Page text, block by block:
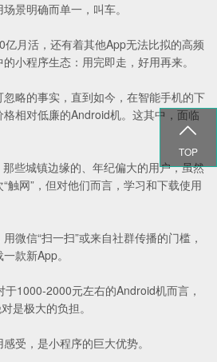

TOP
景明确而单一，叫车。
月活，还有着其他App无法比拟的高频
小程序生态：用完即走，好用再来。
略的事实，直到如今，在智能手机的下
相对低廉的Android机。这其中，面临
些城镇边缘的、年纪偏大的用户，虽然
触网”，但对他们而言，学习和下载使用
微信“扫一扫”或来自社群传播的门槛，
款新App。
1000-2000元左右的Android机而言，
是极大的负担。
受，是小程序的巨大优势。